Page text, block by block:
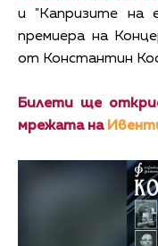
и "Капризите на
премиера на
от Константин
Билети ще
мрежата на